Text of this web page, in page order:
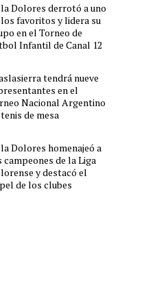
Dolores derrotó a uno
favoritos y lidera su
en el Torneo de
Infantil de Canal 12
tendrá nueve
en el
Nacional Argentino
de mesa
Dolores homenajeó a
campeones de la Liga
y destacó el
de los clubes